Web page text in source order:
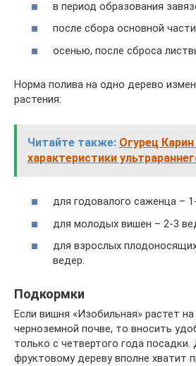
в период образования
после сбора основной
осенью, после сброса
Норма полива на одно дерево
растения:
Читайте также: Огурец
характеристики
для годовалого саженца –
для молодых вишен – 2-3
для взрослых
ведер.
Подкормки
Если вишня «Изобильная» растет
черноземной почве, то вносить
только с четвертого года
фруктовому дереву вполне хватит